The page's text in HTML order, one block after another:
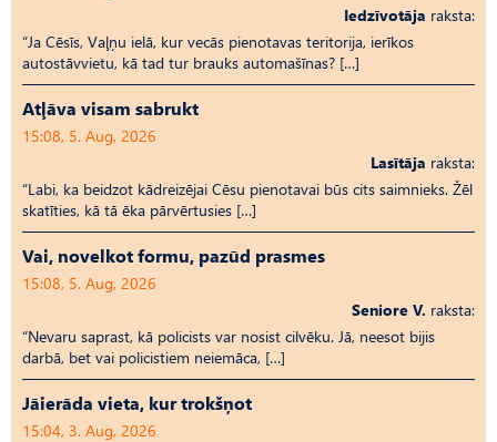
Iedzīvotāja raksta:
“Ja Cēsīs, Vaļņu ielā, kur vecās pienotavas teritorija, ierīkos
autostāvvietu, kā tad tur brauks automašīnas? […]
Atļāva visam sabrukt
15:08, 5. Aug, 2026
Lasītāja raksta:
“Labi, ka beidzot kādreizējai Cēsu pienotavai būs cits saimnieks. Žēl
skatīties, kā tā ēka pārvērtusies […]
Vai, novelkot formu, pazūd prasmes
15:08, 5. Aug, 2026
Seniore V. raksta:
“Nevaru saprast, kā policists var nosist cilvēku. Jā, neesot bijis
darbā, bet vai policistiem neiemāca, […]
Jāierāda vieta, kur trokšņot
15:04, 3. Aug, 2026